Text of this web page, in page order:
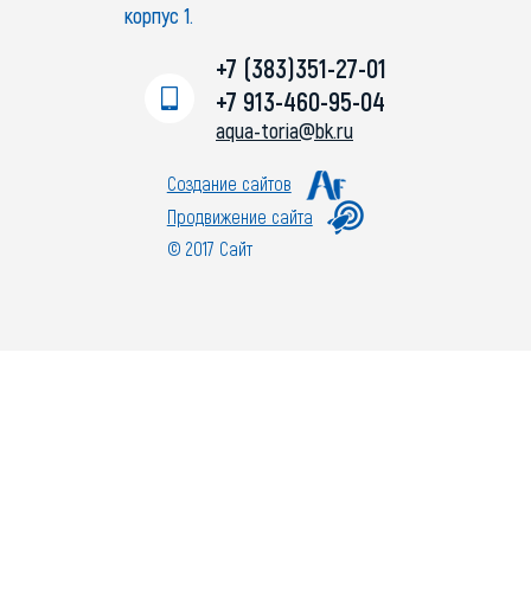
корпус 1.
+7 (383)351-27-01
+7 913-460-95-04
aqua-toria@bk.ru
Создание сайтов
Продвижение сайта
© 2017 Сайт